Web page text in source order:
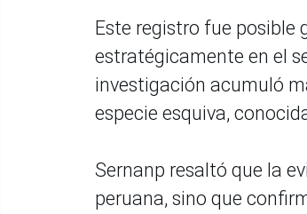
Este registro fue posible
estratégicamente en el
investigación acumuló
especie esquiva,
Sernanp resaltó que la
peruana, sino que